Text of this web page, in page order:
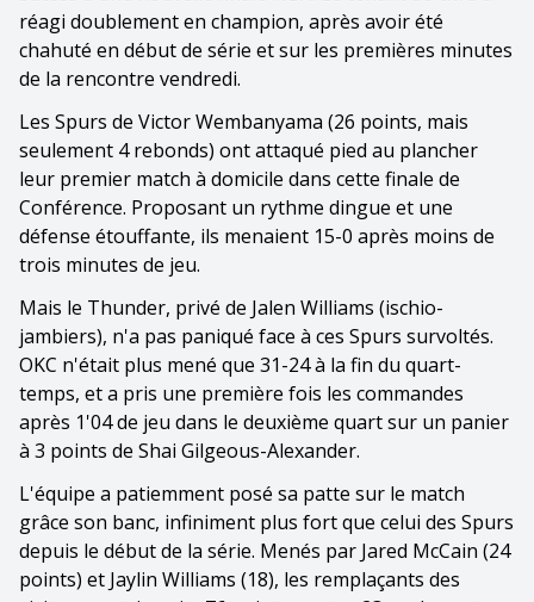
réagi doublement en champion, après avoir été
chahuté en début de série et sur les premières minutes
de la rencontre vendredi.
Les Spurs de Victor Wembanyama (26 points, mais
seulement 4 rebonds) ont attaqué pied au plancher
leur premier match à domicile dans cette finale de
Conférence. Proposant un rythme dingue et une
défense étouffante, ils menaient 15-0 après moins de
trois minutes de jeu.
Mais le Thunder, privé de Jalen Williams (ischio-
jambiers), n'a pas paniqué face à ces Spurs survoltés.
OKC n'était plus mené que 31-24 à la fin du quart-
temps, et a pris une première fois les commandes
après 1'04 de jeu dans le deuxième quart sur un panier
à 3 points de Shai Gilgeous-Alexander.
L'équipe a patiemment posé sa patte sur le match
grâce son banc, infiniment plus fort que celui des Spurs
depuis le début de la série. Menés par Jared McCain (24
points) et Jaylin Williams (18), les remplaçants des